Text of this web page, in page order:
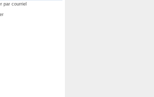
par courriel